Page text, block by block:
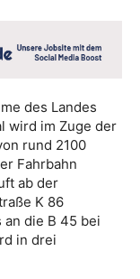
des Landes
wird im Zuge der
rund 2100
Fahrbahn
ab der
K 86
an die B 45 bei
in drei